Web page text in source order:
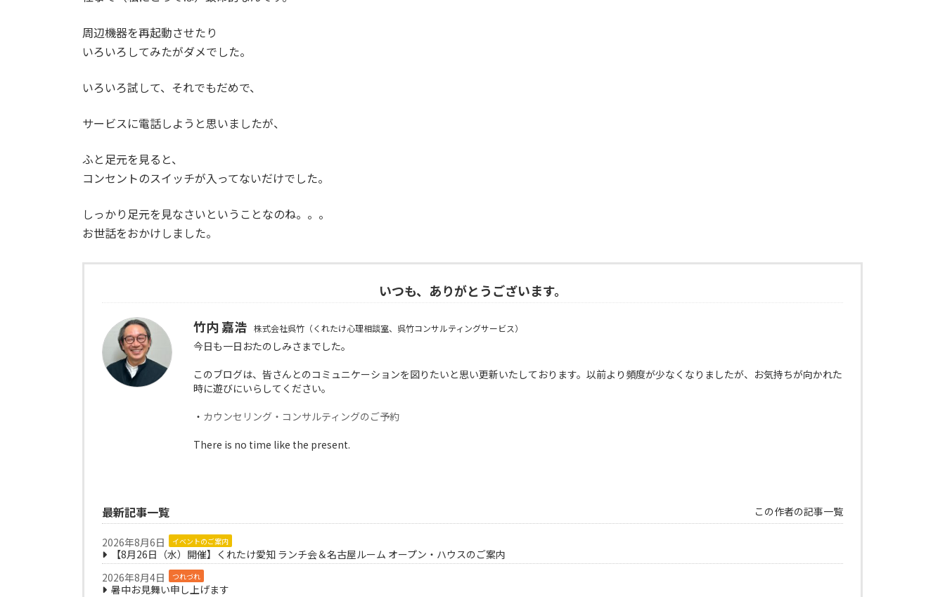
周辺機器を再起動させたり
いろいろしてみたがダメでした。
いろいろ試して、それでもだめで、
サービスに電話しようと思いましたが、
ふと足元を見ると、
コンセントのスイッチが入ってないだけでした。
しっかり足元を見なさいということなのね。。。
お世話をおかけしました。
いつも、ありがとうございます。
竹内 嘉浩 株式会社呉竹（くれたけ心理相談室、呉竹コンサルティングサービス）
今日も一日おたのしみさまでした。
このブログは、皆さんとのコミュニケーションを図りたいと思い更新いたしております。以前より頻度が少なくなりましたが、お気持ちが向かれた
時に遊びにいらしてください。
・ カウンセリング・コンサルティングのご予約
There is no time like the present.
最新記事一覧 この作者の記事一覧
2026年8月6日 イベントのご案内
【8月26日（水）開催】くれたけ愛知 ランチ会＆名古屋ルーム オープン・ハウスのご案内
2026年8月4日
つれづれ
暑中お見舞い申し上げます